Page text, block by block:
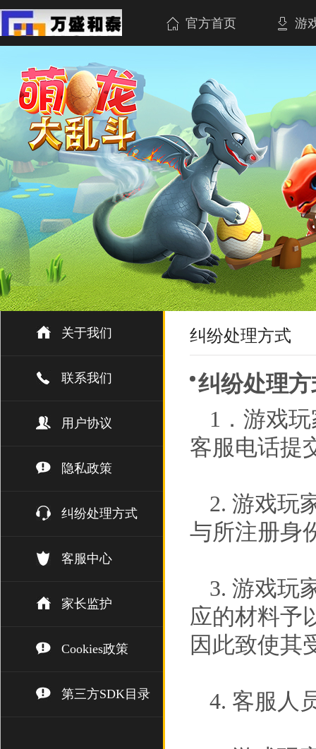
官方首页 游
关于我们
联系我们
用户协议
隐私政策
纠纷处理方式
客服中心
家长监护
Cookies政策
第三方SDK目录
纠纷处理方式
纠纷处理
1．游戏
客服电话提
2. 游戏玩
与所注册身
3. 游戏玩
应的材料予
因此致使其
4. 客服人